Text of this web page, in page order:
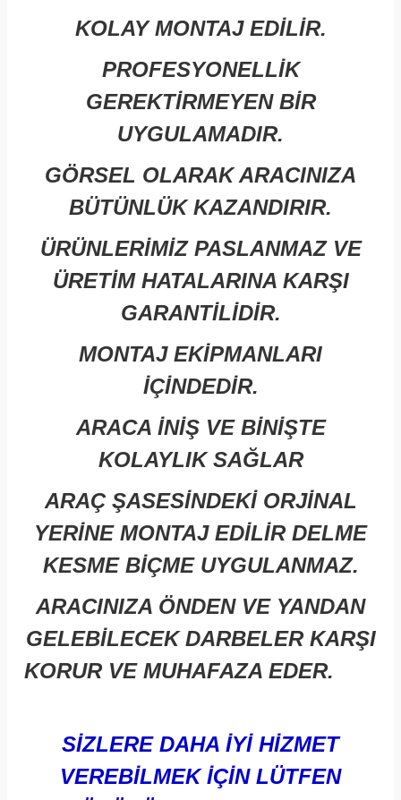
KOLAY MONTAJ EDİLİR.
PROFESYONELLİK
GEREKTİRMEYEN BİR
UYGULAMADIR.
GÖRSEL OLARAK ARACINIZA
BÜTÜNLÜK KAZANDIRIR.
ÜRÜNLERİMİZ PASLANMAZ VE
ÜRETİM HATALARINA KARŞI
GARANTİLİDİR.
MONTAJ EKİPMANLARI
İÇİNDEDİR.
ARACA İNİŞ VE BİNİŞTE
KOLAYLIK SAĞLAR
ARAÇ ŞASESİNDEKİ ORJİNAL
YERİNE MONTAJ EDİLİR DELME
KESME BİÇME UYGULANMAZ.
ARACINIZA ÖNDEN VE YANDAN
GELEBİLECEK DARBELER KARŞI
KORUR VE MUHAFAZA EDER.
SİZLERE DAHA İYİ HİZMET
VEREBİLMEK İÇİN LÜTFEN